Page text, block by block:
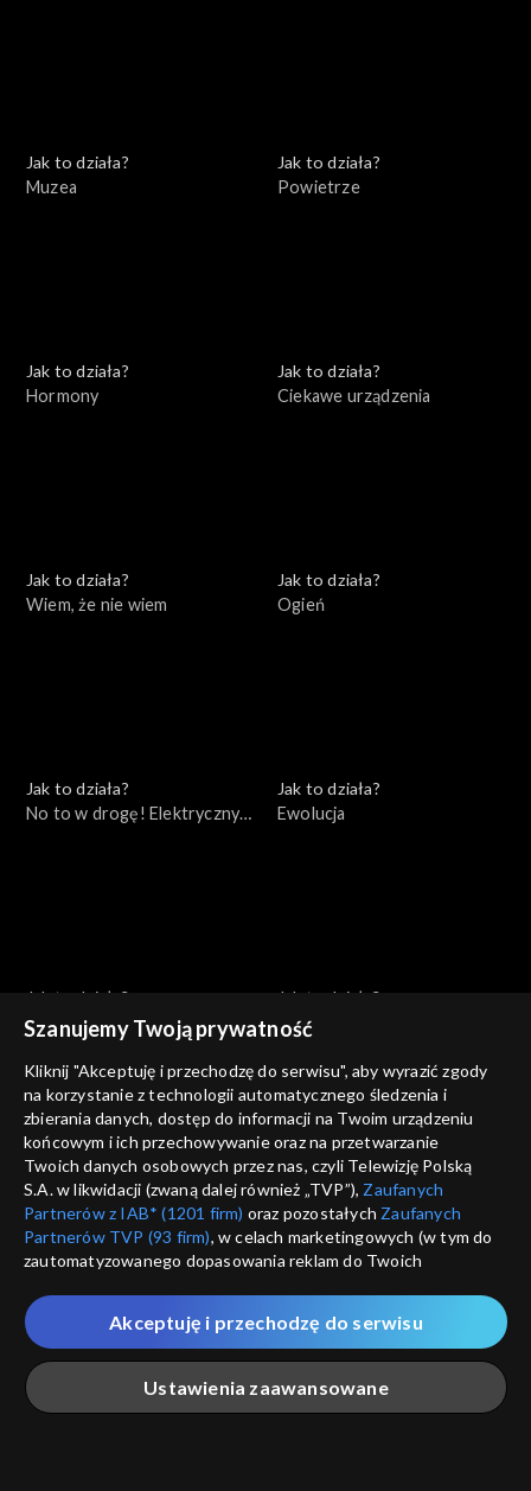
Jak to działa?
Muzea
Jak to działa?
Powietrze
Jak to działa?
Hormony
Jak to działa?
Ciekawe urządzenia
Jak to działa?
Wiem, że nie wiem
Jak to działa?
Ogień
Jak to działa?
No to w drogę! Elektryczny
Jak to działa?
Ewolucja
Jak to działa?
Jak działa ptak?
Jak to działa?
Gruba przesada – otyłość
Jak to działa?
Jak działa ul?
Jak to działa?
Płaska Ziemia
Jak to działa?
Jak to działa?
Szanujemy Twoją prywatność
Kliknij "Akceptuję i przechodzę do serwisu", aby wyrazić zgody
na korzystanie z technologii automatycznego śledzenia i
zbierania danych, dostęp do informacji na Twoim urządzeniu
końcowym i ich przechowywanie oraz na przetwarzanie
Twoich danych osobowych przez nas, czyli Telewizję Polską
S.A. w likwidacji (zwaną dalej również „TVP”), Zaufanych
Partnerów z IAB* (1201 firm) oraz pozostałych Zaufanych
Partnerów TVP (93 firm), w celach marketingowych (w tym do
zautomatyzowanego dopasowania reklam do Twoich
które wskazujemy poniżej, a także zgody na udostępnianie
przez nas identyfikatora PPID do Google.
Twoje dane osobowe zbierane podczas odwiedzania przez
Ciebie naszych
poszczególnych serwisówzwanych dalej
„Portalem”, w tym informacje zapisywane za pomocą
Ustawienia zaawansowane
Akceptuję i przechodzę do serwisu